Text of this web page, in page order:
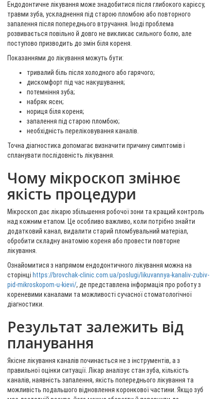
Ендодонтичне лікування може знадобитися після глибокого карієсу,
травми зуба, ускладнення під старою пломбою або повторного
запалення після попереднього втручання. Іноді проблема
розвивається повільно й довго не викликає сильного болю, але
поступово призводить до змін біля кореня.
Показаннями до лікування можуть бути:
тривалий біль після холодного або гарячого;
дискомфорт під час накушування;
потемніння зуба;
набряк ясен;
нориця біля кореня;
запалення під старою пломбою;
необхідність переліковування каналів.
Точна діагностика допомагає визначити причину симптомів і
спланувати послідовність лікування.
Чому мікроскоп змінює
якість процедури
Мікроскоп дає лікарю збільшення робочої зони та кращий контроль
над кожним етапом. Це особливо важливо, коли потрібно знайти
додатковий канал, видалити старий пломбувальний матеріал,
обробити складну анатомію кореня або провести повторне
лікування.
Ознайомитися з напрямом ендодонтичного лікування можна на
сторінці https://brovchak-clinic.com.ua/poslugi/likuvannya-kanaliv-zubiv-
pid-mikroskopom-u-kievi/, де представлена інформація про роботу з
кореневими каналами та можливості сучасної стоматологічної
діагностики.
Результат залежить від
планування
Якісне лікування каналів починається не з інструментів, а з
правильної оцінки ситуації. Лікар аналізує стан зуба, кількість
каналів, наявність запалення, якість попереднього лікування та
можливість подальшого відновлення коронкової частини. Якщо зуб